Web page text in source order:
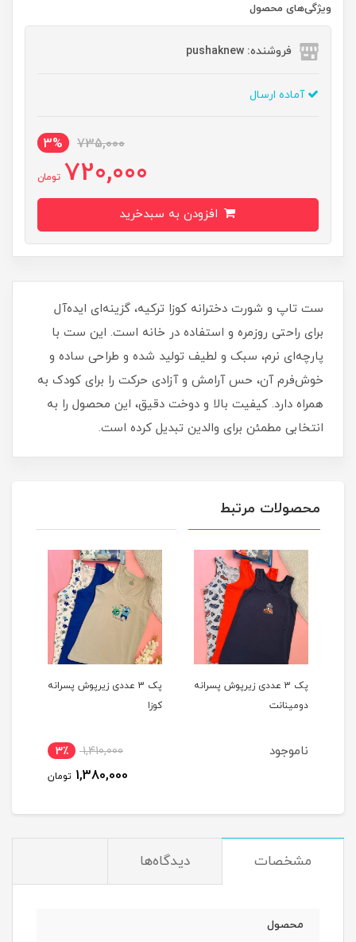
ویژگی‌های محصول
فروشنده: pushaknew
آماده ارسال
735,000
3%
720,000 تومان
ست تاپ و شورت دخترانه کوزا ترکیه، گزینه‌ای ایده‌آل
برای راحتی روزمره و استفاده در خانه است. این ست با
پارچه‌ای نرم، سبک و لطیف تولید شده و طراحی ساده و
خوش‌فرم آن، حس آرامش و آزادی حرکت را برای کودک به
همراه دارد. کیفیت بالا و دوخت دقیق، این محصول را به
انتخابی مطمئن برای والدین تبدیل کرده است.
محصولات مرتبط
پک 3 عددی زیرپوش پسرانه
دومینانت
ناموجود
پک 3 عددی زیرپوش پسرانه
کوزا
1,410,000 3٪
1,380,000 تومان
مشخصات دیدگاه‌ها
محصول